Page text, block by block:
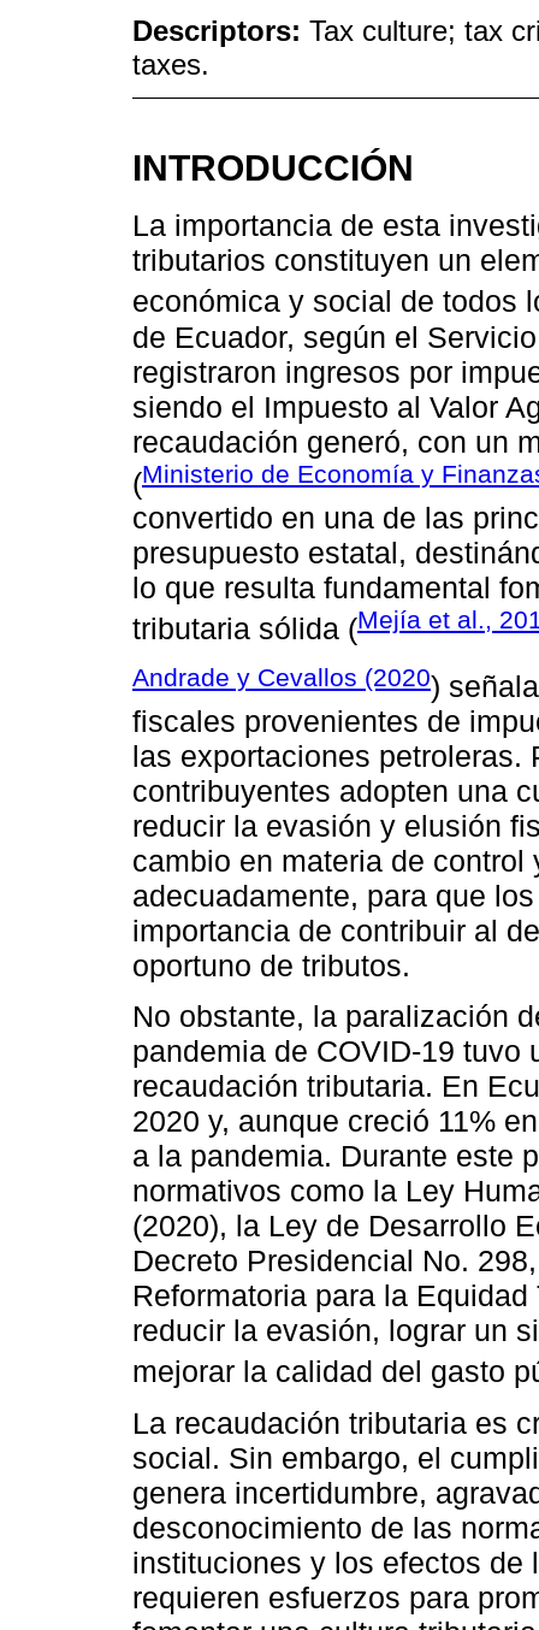
Descriptors: Tax culture; tax
taxes.
INTRODUCCIÓN
La importancia de esta
tributarios constituyen un
económica y social de todos
de Ecuador, según el
registraron ingresos por
siendo el Impuesto al Valor
recaudación generó, con un
(Ministerio de Economía y
convertido en una de las
presupuesto estatal,
lo que resulta fundamental
tributaria sólida (Mejía et al.,
Andrade y Cevallos (2020)
fiscales provenientes de
las exportaciones petroleras.
contribuyentes adopten una
reducir la evasión y elusión
cambio en materia de
adecuadamente, para que
importancia de contribuir al
oportuno de tributos.
No obstante, la paralización
pandemia de COVID-19 tuvo
recaudación tributaria. En
2020 y, aunque creció 11%
a la pandemia. Durante este
normativos como la Ley
(2020), la Ley de Desarrollo
Decreto Presidencial No.
Reformatoria para la
reducir la evasión, lograr un
mejorar la calidad del gasto
La recaudación tributaria es
social. Sin embargo, el
genera incertidumbre,
desconocimiento de las
instituciones y los efectos de
requieren esfuerzos para